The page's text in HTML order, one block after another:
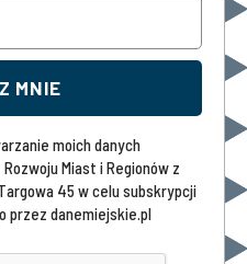
MNIE
moich danych
Miast i Regionów z
45 w celu subskrypcji
przez danemiejskie.pl